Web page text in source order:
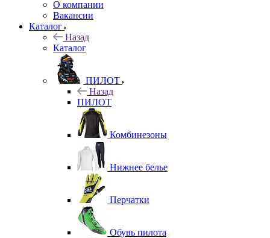
О компании
Вакансии
Каталог
Назад
Каталог
ПИЛОТ
Назад
ПИЛОТ
Комбинезоны
Нижнее белье
Перчатки
Обувь пилота